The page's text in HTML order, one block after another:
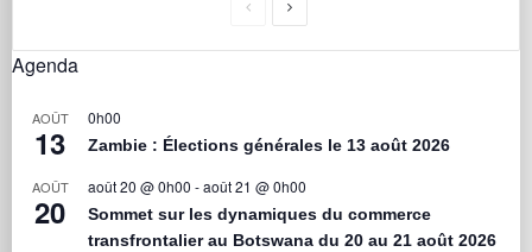
Agenda
AOÛT
13
0h00
Zambie : Élections générales le 13 août 2026
AOÛT
20
août 20 @ 0h00 -août 21 @ 0h00
Sommet sur les dynamiques du commerce
transfrontalier au Botswana du 20 au 21 août 2026